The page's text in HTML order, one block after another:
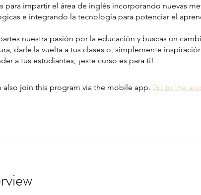
para impartir el área de inglés incorporando nuevas
e integrando la tecnología para potenciar el
nuestra pasión por la educación y buscas un
darle la vuelta a tus clases o, simplemente
a tus estudiantes, ¡este curso es para ti!
also join this program via the mobile app. Go to the app